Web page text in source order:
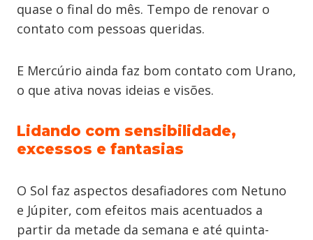
quase o final do mês. Tempo de renovar o
contato com pessoas queridas.
E Mercúrio ainda faz bom contato com Urano,
o que ativa novas ideias e visões.
Lidando com sensibilidade,
excessos e fantasias
O Sol faz aspectos desafiadores com Netuno
e Júpiter, com efeitos mais acentuados a
partir da metade da semana e até quinta-